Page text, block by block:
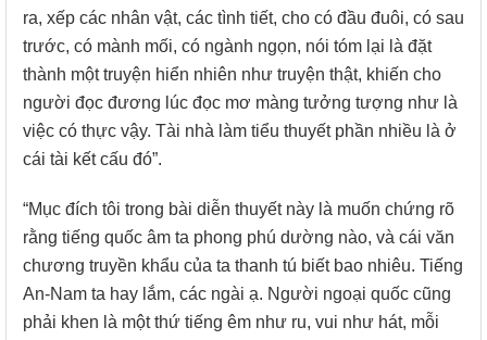
ra, xếp các nhân vật, các tình tiết, cho có đầu đuôi, có sau
trước, có mành mối, có ngành ngọn, nói tóm lại là đặt
thành một truyện hiển nhiên như truyện thật, khiến cho
người đọc đương lúc đọc mơ màng tưởng tượng như là
việc có thực vậy. Tài nhà làm tiểu thuyết phần nhiều là ở
cái tài kết cấu đó”.
“Mục đích tôi trong bài diễn thuyết này là muốn chứng rõ
rằng tiếng quốc âm ta phong phú dường nào, và cái văn
chương truyền khẩu của ta thanh tú biết bao nhiêu. Tiếng
An-Nam ta hay lắm, các ngài ạ. Người ngoại quốc cũng
phải khen là một thứ tiếng êm như ru, vui như hát, mỗi